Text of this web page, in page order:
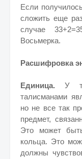
Если
сложить еще
случае
Восьмерка.
Расшифровка
Единица.У
талисманами
но не все так
предмет,
Это может
кольца. Это
должны